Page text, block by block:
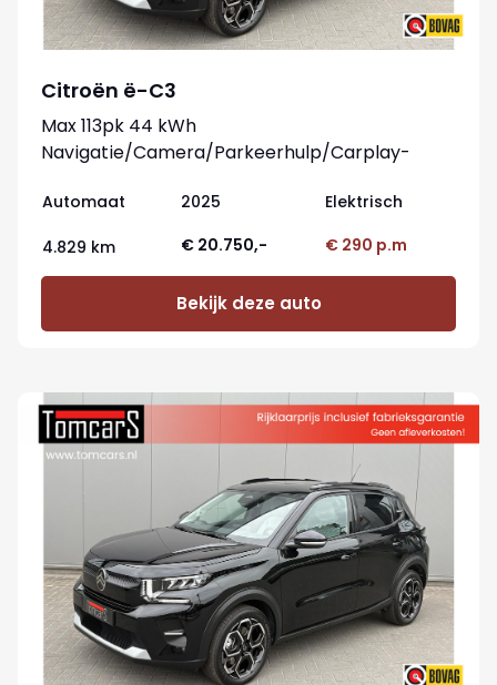
Citroën ë-C3
Max 113pk 44 kWh
Navigatie/Camera/Parkeerhulp/Carplay-
Automaat 2025 Elektrisch
4.829 km € 20.750,- € 290 p.m
Bekijk deze auto